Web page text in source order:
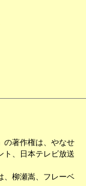
の著作権は、やなせ
ト、日本テレビ放送
、柳瀬嵩、フレーベ